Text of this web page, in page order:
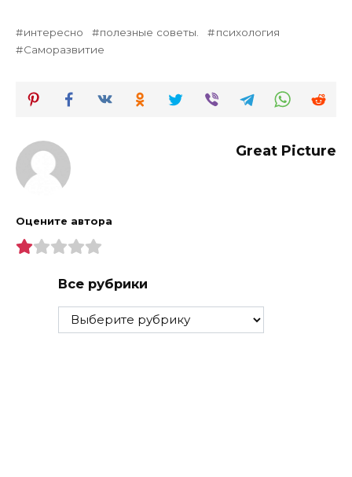
интересно полезные советы.
психология
Саморазвитие
Great Picture
Оцените автора
Все рубрики
Все
рубрики